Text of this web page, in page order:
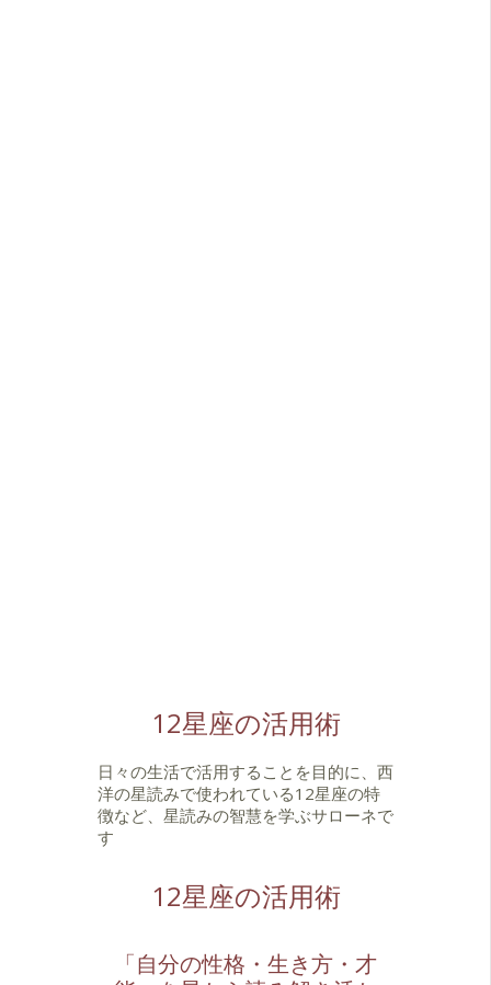
12星座の活用術
日々の生活で活用することを目的に、西
洋の星読みで使われている12星座の特
徴など、星読みの智慧を学ぶサローネで
す
12星座の活用術
「自分の性格・生き方・才